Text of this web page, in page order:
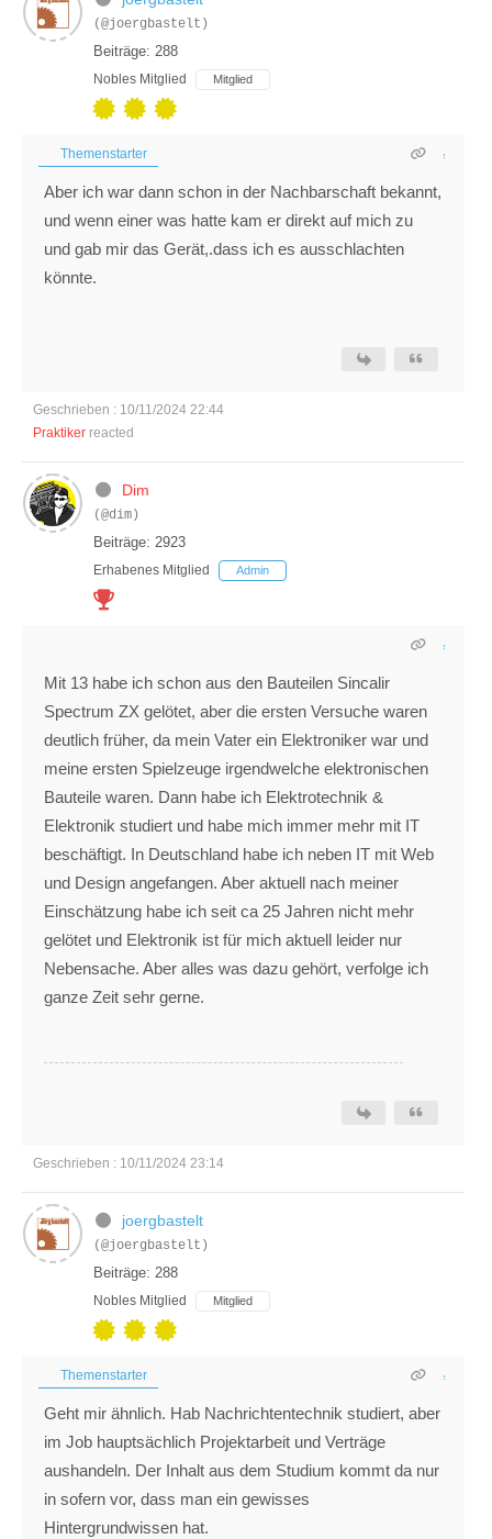
(@joergbastelt)
Beiträge: 288
Nobles Mitglied Mitglied
Themenstarter
Aber ich war dann schon in der Nachbarschaft bekannt,
und wenn einer was hatte kam er direkt auf mich zu
und gab mir das Gerät,.dass ich es ausschlachten
könnte.
Geschrieben : 10/11/2024 22:44
Praktiker reacted
Dim
(@dim)
Beiträge: 2923
Erhabenes Mitglied Admin
Mit 13 habe ich schon aus den Bauteilen Sincalir
Spectrum ZX gelötet, aber die ersten Versuche waren
deutlich früher, da mein Vater ein Elektroniker war und
meine ersten Spielzeuge irgendwelche elektronischen
Bauteile waren. Dann habe ich Elektrotechnik &
Elektronik studiert und habe mich immer mehr mit IT
beschäftigt. In Deutschland habe ich neben IT mit Web
und Design angefangen. Aber aktuell nach meiner
Einschätzung habe ich seit ca 25 Jahren nicht mehr
gelötet und Elektronik ist für mich aktuell leider nur
Nebensache. Aber alles was dazu gehört, verfolge ich
ganze Zeit sehr gerne.
Geschrieben : 10/11/2024 23:14
joergbastelt
(@joergbastelt)
Beiträge: 288
Nobles Mitglied Mitglied
Themenstarter
Geht mir ähnlich. Hab Nachrichtentechnik studiert, aber
im Job hauptsächlich Projektarbeit und Verträge
aushandeln. Der Inhalt aus dem Studium kommt da nur
in sofern vor, dass man ein gewisses
Hintergrundwissen hat.